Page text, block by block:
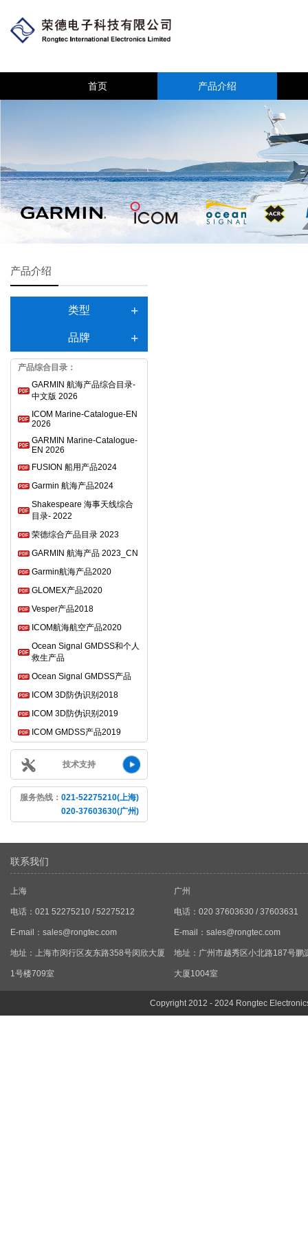
首页 产品介绍
产品介绍
类型
品牌
产品综合目录：
GARMIN 航海产品综合目录-
中文版 2026
ICOM Marine-Catalogue-EN
2026
GARMIN Marine-Catalogue-
EN 2026
FUSION 船用产品2024
Garmin 航海产品2024
Shakespeare 海事天线综合
目录- 2022
荣德综合产品目录 2023
GARMIN 航海产品 2023_CN
Garmin航海产品2020
GLOMEX产品2020
Vesper产品2018
ICOM航海航空产品2020
Ocean Signal GMDSS和个人
救生产品
Ocean Signal GMDSS产品
ICOM 3D防伪识别2018
ICOM 3D防伪识别2019
ICOM GMDSS产品2019
技术支持
服务热线： 021-52275210(上海)
020-37603630(广州)
联系我们
上海
电话：021 52275210 / 52275212
E-mail： sales@rongtec.com
地址：上海市闵行区友东路358号闵欣大厦
1号楼709室
广州
电话：020 37603630 / 37603631
E-mail： sales@rongtec.com
地址：广州市越秀区小北路187号鹏
大厦1004室
Copyright 2012 - 2024 Rongtec